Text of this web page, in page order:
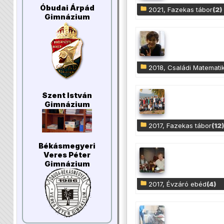
Óbudai Árpád
Gimnázium
Szent István
Gimnázium
Békásmegyeri
Veres Péter
Gimnázium
2021, Fazekas tábor(2)
2018, Családi
2017, Fazekas tábor(12)
2017, Évzáró ebéd(4)